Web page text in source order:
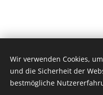
Wir verwenden Cookies,
und die Sicherheit der
bestmögliche